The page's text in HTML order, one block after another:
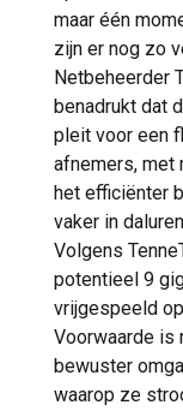
maar één
zijn er nog zo
Netbeheerder
benadrukt dat
pleit voor een
afnemers, met
het efficiënter
vaker in
Volgens
potentieel 9
vrijgespeeld
Voorwaarde is
bewuster
waarop ze